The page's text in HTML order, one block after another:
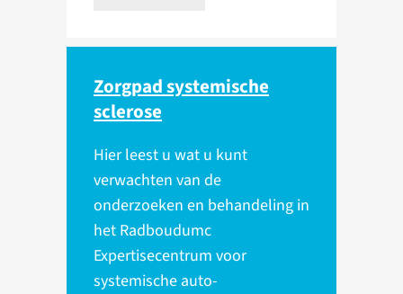
Zorgpad systemische
sclerose
Hier leest u wat u kunt
verwachten van de
onderzoeken en behandeling in
het Radboudumc
Expertisecentrum voor
systemische auto-